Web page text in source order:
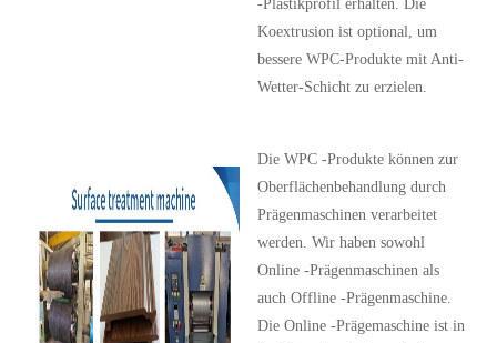
-Plastikprofil erhalten. Die
Koextrusion ist optional, um
bessere WPC-Produkte mit Anti-
Wetter-Schicht zu erzielen.
Die WPC -Produkte können zur
Oberflächenbehandlung durch
Prägenmaschinen verarbeitet
werden. Wir haben sowohl
Online -Prägenmaschinen als
auch Offline -Prägenmaschine.
Die Online -Prägemaschine ist in